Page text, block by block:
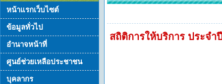
หน้าแรกเว็บไซต์
ข้อมูลทั่วไป
อำนาจหน้าที่
ศูนย์ช่วยเหลือประชาชน
บุคลากร
สถิติการให้บริการ ประจำ